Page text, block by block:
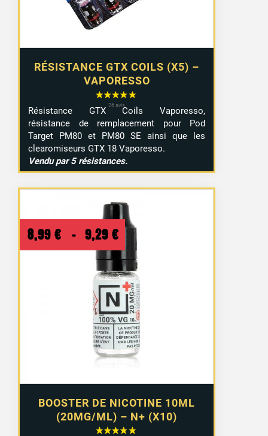
RÉSISTANCE GTX COILS (X5) –
VAPORESSO
Résistance GTX Coils Vaporesso,
résistance de remplacement pour Pod
Target PM80 et PM80 SE ainsi que les
clearomiseurs GTX 18 Vaporesso.
Vendu par 5 résistances.
BOOSTER DE NICOTINE 10ML
(20MG/ML) – N+ (X10)
8,99 € – 9,29 € Plage
de
prix :
8,99 €
à
9,29 €